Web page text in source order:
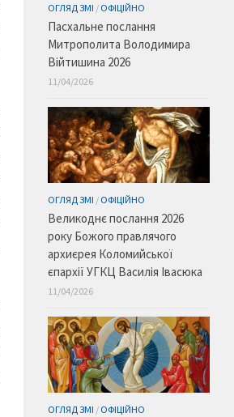
ОГЛЯД ЗМІ / ОФІЦІЙНО
Пасхальне послання
Митрополита Володимира
Війтишина 2026
11/04/2026
ОГЛЯД ЗМІ / ОФІЦІЙНО
Великоднє послання 2026
року Божого правлячого
архиєрея Коломийської
єпархії УГКЦ Василія Івасюка
11/04/2026
ОГЛЯД ЗМІ / ОФІЦІЙНО